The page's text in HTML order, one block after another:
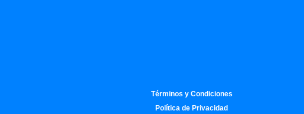
Términos y Condiciones
Política de Privacidad